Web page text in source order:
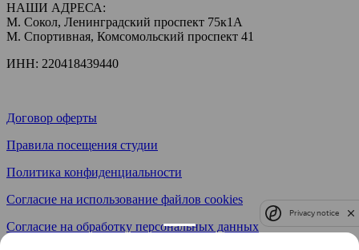
НАШИ АДРЕСА:
М. Сокол, Ленинградский проспект 75к1А
М. Спортивная, Комсомольский проспект 41
ИНН: 220418439440
Договор оферты
Правила посещения студии
Политика конфиденциальности
Согласие на использование файлов cookies
Согласие на обработку персональных данных
Privacy notice